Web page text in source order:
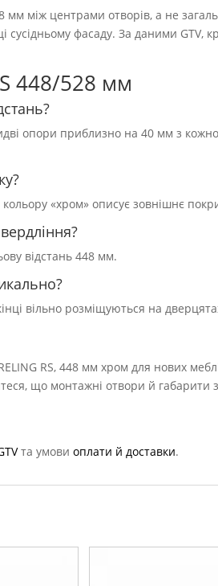
мм між центрами отворів, а не
сусідньому фасаду. За даними GTV,
448/528 мм
опори приблизно на 40 мм з
кольору «хром» описує зовнішнє
відстань 448 мм.
вільно розміщуються на
RS, 448 мм хром для нових
що монтажні отвори й габарити
та умовиоплати й доставки.